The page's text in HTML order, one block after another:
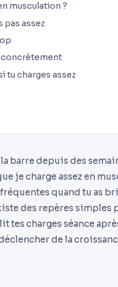
musculation ?
pas assez
concrètement
tu charges assez
barre depuis des
je charge assez en
quand tu as
des repères simples
tes charges séance
de la